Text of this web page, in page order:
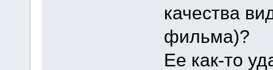
качества
фильма)?
Ее как-то